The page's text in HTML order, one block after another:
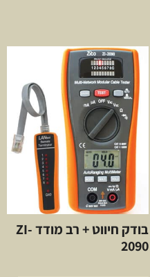
בודק חיווט + רב מודד ZI-
2090